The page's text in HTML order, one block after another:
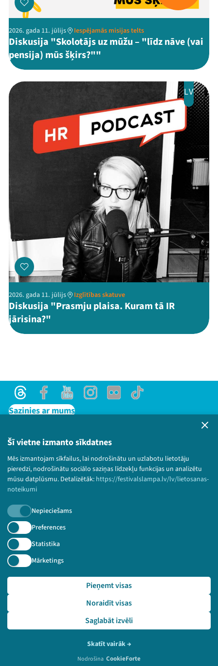
Šī vietne izmanto sīkdatnes
Mēs izmantojam sīkfailus, lai nodrošinātu un uzlabotu lietotāju
pieredzi, nodrošinātu sociālo saziņas līdzekļu funkcijas un analizētu
mūsu datplūsmu. Detalizētāk: https://festivalslampa.lv/lv/lietosanas-
noteikumi
Nepieciešams
Preferences
Statistika
Mārketings
Saglabāt izvēli
Noraidīt visas
Pieņemt visas
Skatīt vairāk→
Nodrošina CookieForte
2026. gada 11. jūlijs Iespējamās misijas telts
Diskusija "Skolotājs uz mūžu – "līdz nāve (vai
pensija) mūs šķirs?""
LV
2026. gada 11. jūlijs Izglītības skatuve
Diskusija "Prasmju plaisa. Kuram tā IR
jārisina?"
ThreadsFacebookYoutubeInstagram
Flick TikTok
Sazinies ar mums
Lietošanas noteikumi un sīkdatņu politika
Bērnu aizsardzības politika
© 2026 Sarunu festivāls LAMPA Visas tiesības
paturētas.
Piesakies jaunumiem!
Nepalaid garām aktuālāko informāciju!
Pieteikties
🔗 https://festivalslampa.lv/lv/dalibnieki/3718